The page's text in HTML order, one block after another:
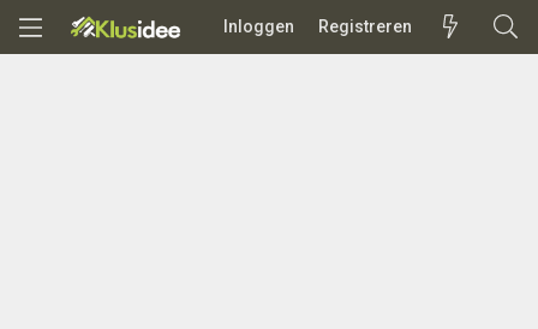
Inloggen Registreren